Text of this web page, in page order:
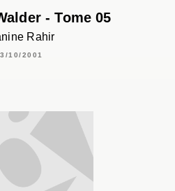
- Tome 05
Rahir
10/2001